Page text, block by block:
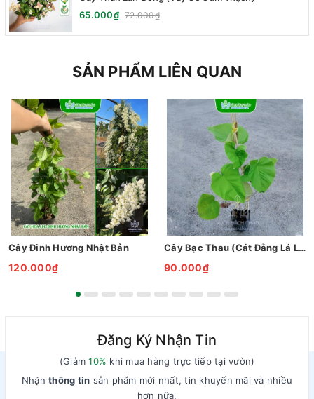
65.000₫ 72.000₫
SẢN PHẨM LIÊN QUAN
Cây Đinh Hương Nhật Bản
120.000₫
Cây Bạc Thau (Cát Đằng Lá Lớn)
90.000₫
Đăng Ký Nhận Tin
(Giảm10% khi mua hàng trực tiếp tại vườn)
Nhậnthông tin sản phẩm mới nhất, tin khuyến mãi và nhiều
hơn nữa.